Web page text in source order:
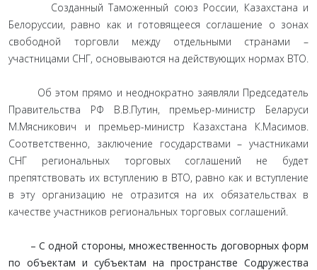
Созданный Таможенный союз России, Казахстана и
Белоруссии, равно как и готовящееся соглашение о зонах
свободной торговли между отдельными странами –
участницами СНГ, основываются на действующих нормах ВТО.
Об этом прямо и неоднократно заявляли Председатель
Правительства РФ В.В.Путин, премьер-министр Беларуси
М.Мясникович и премьер-министр Казахстана К.Масимов.
Соответственно, заключение государствами – участниками
СНГ региональных торговых соглашений не будет
препятствовать их вступлению в ВТО, равно как и вступление
в эту организацию не отразится на их обязательствах в
качестве участников региональных торговых соглашений.
– С одной стороны, множественность договорных форм
по объектам и субъектам на пространстве Содружества